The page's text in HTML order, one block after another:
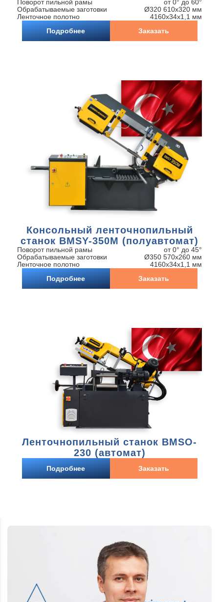
Поворот пильной рамы
от 0° до 60°
Обрабатываемые заготовки
Ø320 610х320 мм
Ленточное полотно
4160x34x1,1 мм
Подробнее
Заказать
Консольный ленточнопильный
станок BMSY-350M (полуавтомат)
Поворот пильной рамы
от 0° до 45°
Обрабатываемые заготовки
Ø350 570х260 мм
Ленточное полотно
4160х34х1,1 мм
Подробнее
Заказать
Ленточнопильный станок BMSO-
230 (автомат)
Подробнее Заказать